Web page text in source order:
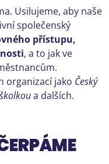
Usilujeme, aby naše
společenský
přístupu,
, a to jak ve
organizací jako Český
a dalších.